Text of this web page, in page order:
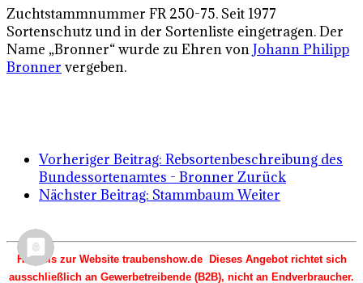
Zuchtstammnummer FR 250-75. Seit 1977
Sortenschutz und in der Sortenliste eingetragen. Der
Name „Bronner“ wurde zu Ehren vonJohann Philipp
Bronner vergeben.
Vorheriger Beitrag: Rebsortenbeschreibung des
Bundessortenamtes - Bronner Zurück
Nächster Beitrag: StammbaumWeiter
Hinweis zur Website traubenshow.de Dieses Angebot richtet sich
ausschließlich an Gewerbetreibende (B2B), nicht an Endverbraucher.